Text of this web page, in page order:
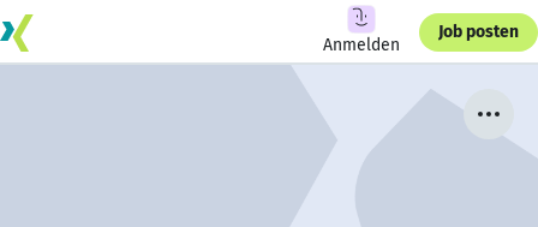
Anmelden
Job posten